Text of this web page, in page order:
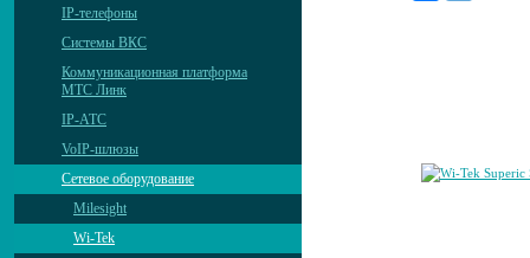
IP-телефоны
Системы ВКС
Коммуникационная платформа
МТС Линк
IP-АТС
VoIP-шлюзы
Сетевое оборудование
Milesight
Wi-Tek